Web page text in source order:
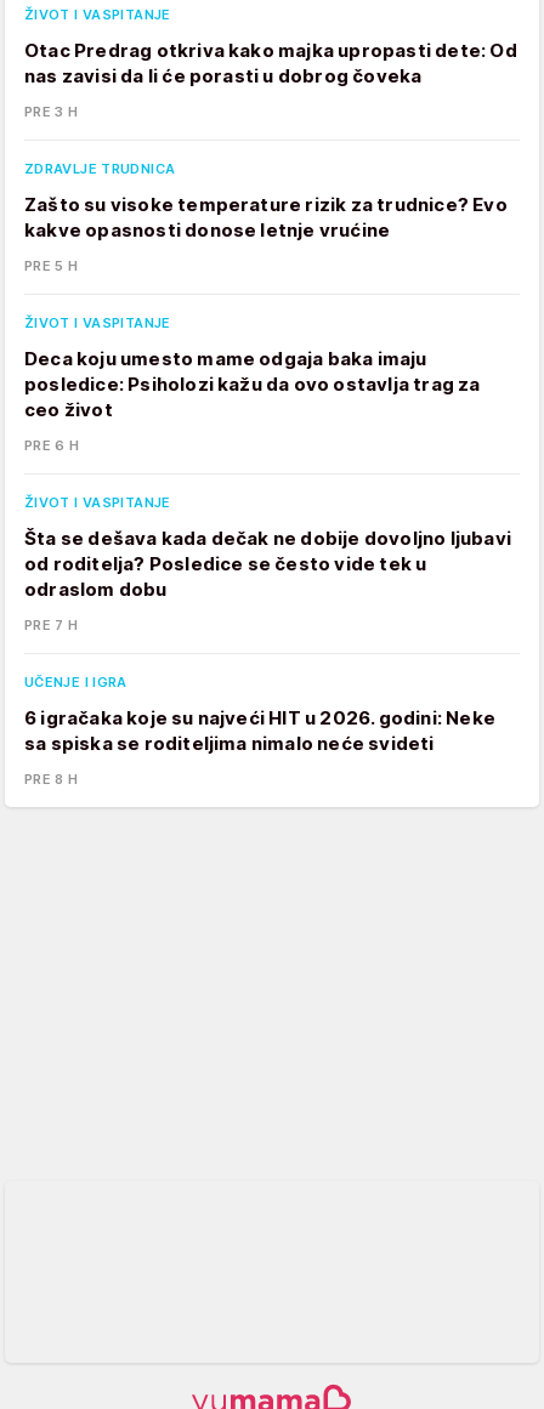
ŽIVOT I VASPITANJE
Otac Predrag otkriva kako majka upropasti dete: Od
nas zavisi da li će porasti u dobrog čoveka
PRE 3 H
ZDRAVLJE TRUDNICA
Zašto su visoke temperature rizik za trudnice? Evo
kakve opasnosti donose letnje vrućine
PRE 5 H
ŽIVOT I VASPITANJE
Deca koju umesto mame odgaja baka imaju
posledice: Psiholozi kažu da ovo ostavlja trag za
ceo život
PRE 6 H
ŽIVOT I VASPITANJE
Šta se dešava kada dečak ne dobije dovoljno ljubavi
od roditelja? Posledice se često vide tek u
odraslom dobu
PRE 7 H
UČENJE I IGRA
6 igračaka koje su najveći HIT u 2026. godini: Neke
sa spiska se roditeljima nimalo neće svideti
PRE 8 H